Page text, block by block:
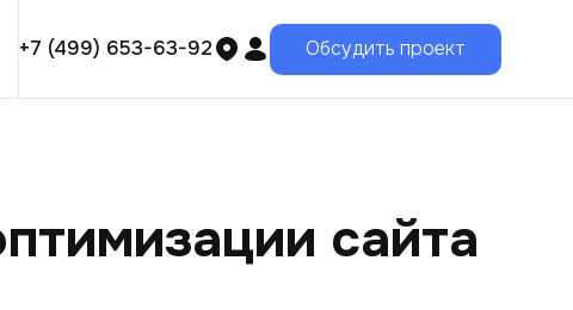
+7 (499) 653-63-92 Обсудить проект
сайта